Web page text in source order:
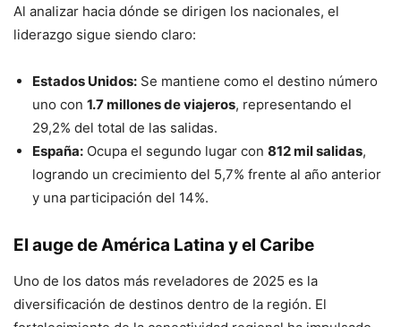
Al analizar hacia dónde se dirigen los nacionales, el
liderazgo sigue siendo claro:
Estados Unidos: Se mantiene como el destino número
uno con 1.7 millones de viajeros, representando el
29,2% del total de las salidas.
España: Ocupa el segundo lugar con 812 mil salidas,
logrando un crecimiento del 5,7% frente al año anterior
y una participación del 14%.
El auge de América Latina y el Caribe
Uno de los datos más reveladores de 2025 es la
diversificación de destinos dentro de la región. El